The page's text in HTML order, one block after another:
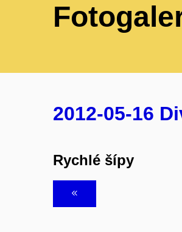
2012-05-16
Rychlé šípy